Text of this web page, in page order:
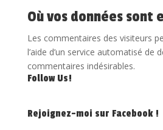
Où vos données sont
Les commentaires des visiteurs
l’aide d’un service automatisé de
commentaires indésirables.
Follow Us!
Rejoignez-moi sur Facebook !